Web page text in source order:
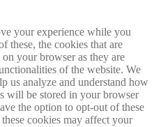
your experience while you
these, the cookies that are
on your browser as they are
of the website. We
us analyze and understand how
will be stored in your browser
the option to opt-out of these
cookies may affect your